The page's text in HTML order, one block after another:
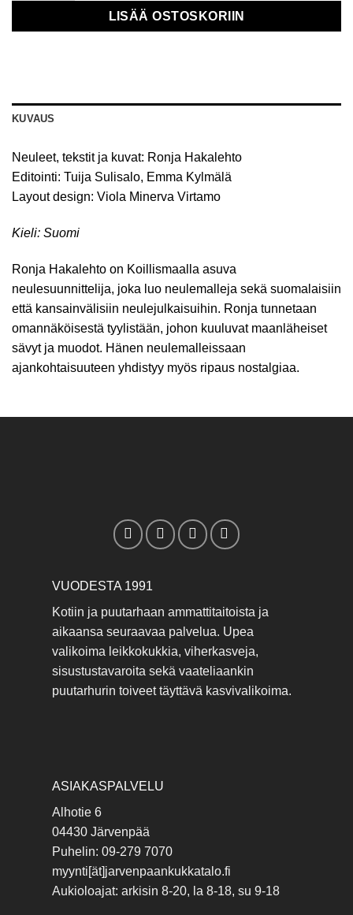
LISÄÄ OSTOSKORIIN
KUVAUS
Neuleet, tekstit ja kuvat: Ronja Hakalehto
Editointi: Tuija Sulisalo, Emma Kylmälä
Layout design: Viola Minerva Virtamo
Kieli: Suomi
Ronja Hakalehto on Koillismaalla asuva
neulesuunnittelija, joka luo neulemalleja sekä suomalaisiin
että kansainvälisiin neulejulkaisuihin. Ronja tunnetaan
omannäköisestä tyylistään, johon kuuluvat maanläheiset
sävyt ja muodot. Hänen neulemalleissaan
ajankohtaisuuteen yhdistyy myös ripaus nostalgiaa.
VUODESTA 1991
Kotiin ja puutarhaan ammattitaitoista ja
aikaansa seuraavaa palvelua. Upea
valikoima leikkokukkia, viherkasveja,
sisustustavaroita sekä vaateliaankin
puutarhurin toiveet täyttävä kasvivalikoima.
ASIAKASPALVELU
Alhotie 6
04430 Järvenpää
Puhelin: 09-279 7070
myynti[ät]jarvenpaankukkatalo.fi
Aukioloajat: arkisin 8-20, la 8-18, su 9-18